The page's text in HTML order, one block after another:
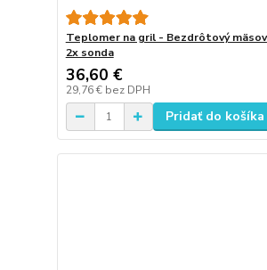
Teplomer na gril - Bezdrôtový
2x sonda
36,60 €
29,76 € bez DPH
Pridať do košíka